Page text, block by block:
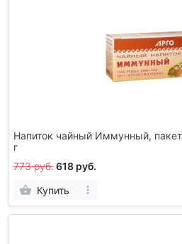
Напиток чайный Иммунный,
г
773 руб. 618 руб.
Купить